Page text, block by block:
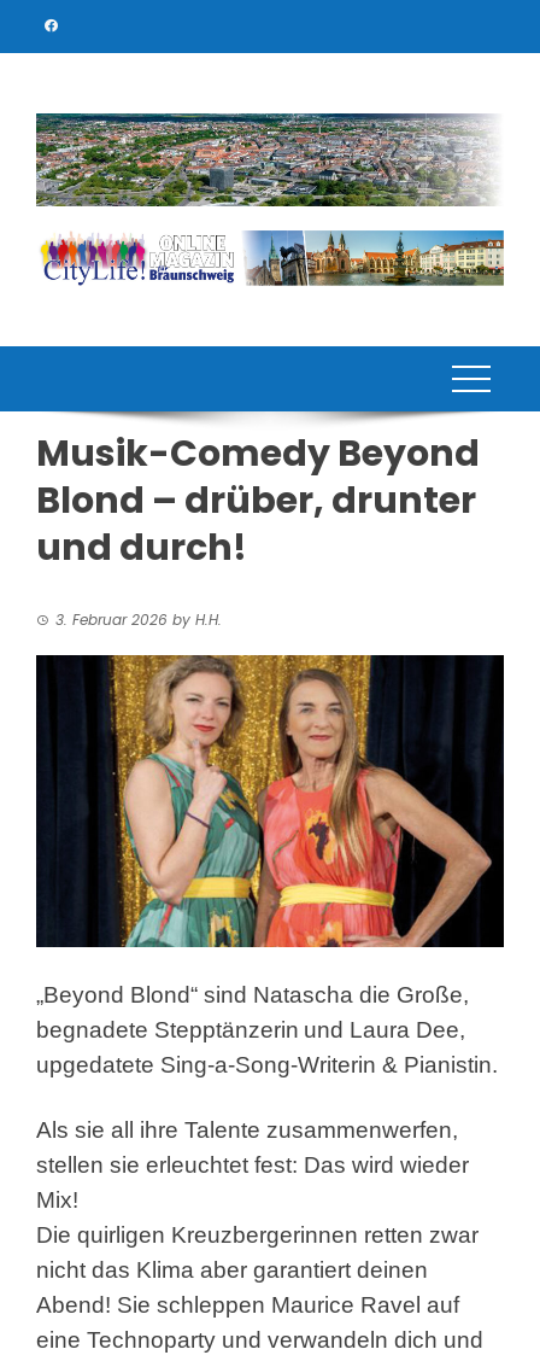
Musik-Comedy Beyond
Blond – drüber, drunter
und durch!
3. Februar 2026 by H.H.
„Beyond Blond“ sind Natascha die Große,
begnadete Stepptänzerin und Laura Dee,
upgedatete Sing-a-Song-Writerin & Pianistin.
Als sie all ihre Talente zusammenwerfen,
stellen sie erleuchtet fest: Das wird wieder
Mix!
Die quirligen Kreuzbergerinnen retten zwar
nicht das Klima aber garantiert deinen
Abend! Sie schleppen Maurice Ravel auf
eine Technoparty und verwandeln dich und